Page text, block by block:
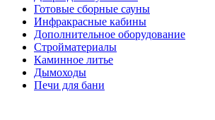
Готовые сборные сауны
Инфракрасные кабины
Дополнительное оборудование
Стройматериалы
Каминное литье
Дымоходы
Печи для бани